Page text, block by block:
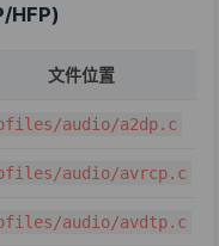
HFP)
文件位置
audio/a2dp.c
audio/avrcp.c
audio/avdtp.c